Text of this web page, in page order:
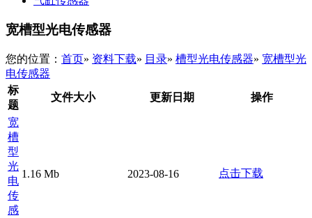
宽槽型光电传感器
您的位置： 首页» 资料下载» 目录» 槽型光电传感器» 宽槽型光
电传感器
标
题
文件大小 更新日期 操作
宽
槽
型
光
电
传
感
1.16 Mb 2023-08-16 点击下载